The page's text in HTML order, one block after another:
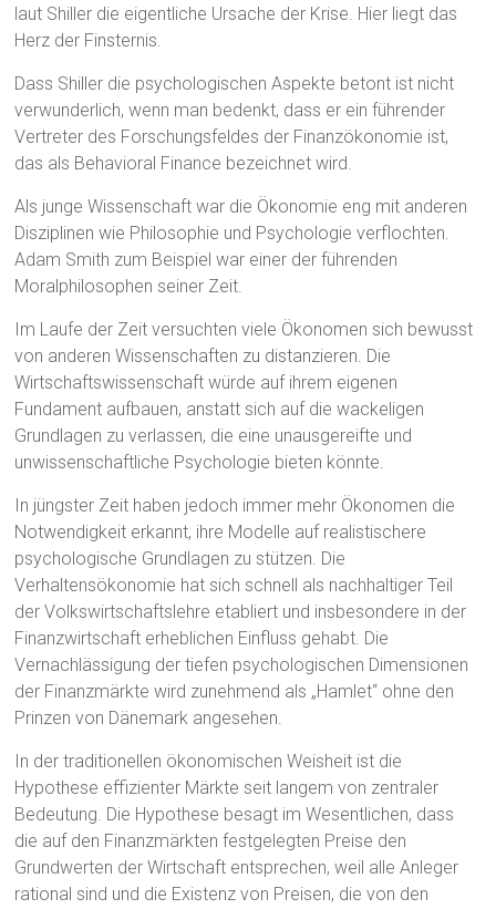
laut Shiller die eigentliche Ursache der Krise. Hier liegt das
Herz der Finsternis.
Dass Shiller die psychologischen Aspekte betont ist nicht
verwunderlich, wenn man bedenkt, dass er ein führender
Vertreter des Forschungsfeldes der Finanzökonomie ist,
das als Behavioral Finance bezeichnet wird.
Als junge Wissenschaft war die Ökonomie eng mit anderen
Disziplinen wie Philosophie und Psychologie verflochten.
Adam Smith zum Beispiel war einer der führenden
Moralphilosophen seiner Zeit.
Im Laufe der Zeit versuchten viele Ökonomen sich bewusst
von anderen Wissenschaften zu distanzieren. Die
Wirtschaftswissenschaft würde auf ihrem eigenen
Fundament aufbauen, anstatt sich auf die wackeligen
Grundlagen zu verlassen, die eine unausgereifte und
unwissenschaftliche Psychologie bieten könnte.
In jüngster Zeit haben jedoch immer mehr Ökonomen die
Notwendigkeit erkannt, ihre Modelle auf realistischere
psychologische Grundlagen zu stützen. Die
Verhaltensökonomie hat sich schnell als nachhaltiger Teil
der Volkswirtschaftslehre etabliert und insbesondere in der
Finanzwirtschaft erheblichen Einfluss gehabt. Die
Vernachlässigung der tiefen psychologischen Dimensionen
der Finanzmärkte wird zunehmend als „Hamlet“ ohne den
Prinzen von Dänemark angesehen.
In der traditionellen ökonomischen Weisheit ist die
Hypothese effizienter Märkte seit langem von zentraler
Bedeutung. Die Hypothese besagt im Wesentlichen, dass
die auf den Finanzmärkten festgelegten Preise den
Grundwerten der Wirtschaft entsprechen, weil alle Anleger
rational sind und die Existenz von Preisen, die von den